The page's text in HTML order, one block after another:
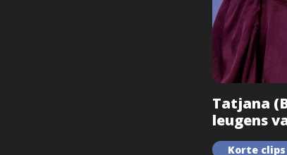
Tatjana
leugens
Korte clips